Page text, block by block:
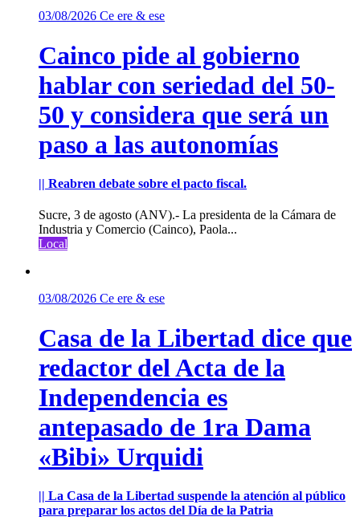
03/08/2026 Ce ere & ese
Cainco pide al gobierno
hablar con seriedad del 50-
50 y considera que será un
paso a las autonomías
|| Reabren debate sobre el pacto fiscal.
Sucre, 3 de agosto (ANV).- La presidenta de la Cámara de
Industria y Comercio (Cainco), Paola...
Local
03/08/2026 Ce ere & ese
Casa de la Libertad dice que
redactor del Acta de la
Independencia es
antepasado de 1ra Dama
«Bibi» Urquidi
|| La Casa de la Libertad suspende la atención al público
para preparar los actos del Día de la Patria